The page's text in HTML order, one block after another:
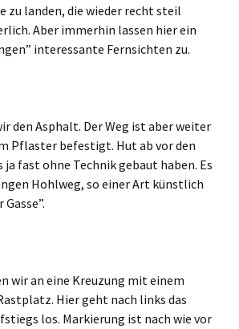
zu landen, die wieder recht steil
Aber immerhin lassen hier ein
interessante Fernsichten zu.
den Asphalt. Der Weg ist aber weiter
Pflaster befestigt. Hut ab vor den
ja fast ohne Technik gebaut haben. Es
Hohlweg, so einer Art künstlich
wir an eine Kreuzung mit einem
Hier geht nach links das
los. Markierung ist nach wie vor